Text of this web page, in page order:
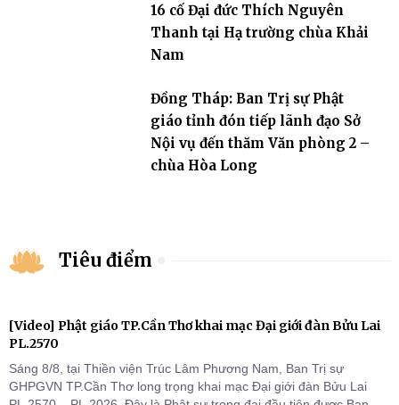
16 cố Đại đức Thích Nguyên
Thanh tại Hạ trường chùa Khải
Nam
Đồng Tháp: Ban Trị sự Phật
giáo tỉnh đón tiếp lãnh đạo Sở
Nội vụ đến thăm Văn phòng 2 –
chùa Hòa Long
Tiêu điểm
[Video] Phật giáo TP.Cần Thơ khai mạc Đại giới đàn Bửu Lai
PL.2570
Sáng 8/8, tại Thiền viện Trúc Lâm Phương Nam, Ban Trị sự
GHPGVN TP.Cần Thơ long trọng khai mạc Đại giới đàn Bửu Lai